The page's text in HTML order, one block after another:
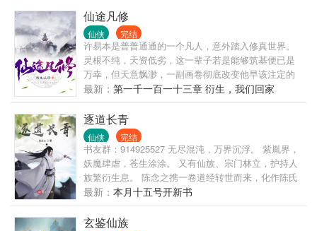
仙途凡修
仙侠 完结
许易本是普普通通的一个凡人，意外踏入修真世界。
灵根不纯，天资低劣，这一辈子若是能够筑基便已是
万幸，但天意飘渺，一副画卷彻底改变他早该注定的
未来。写入基础练气决，获得中品功法纳气术。写入
低阶神行符，获得中阶神风符。写入二品聚灵丹方，
获得三品凝元丹方。用草药残渣画了一株七寒草，获
得一株完整的七寒草。画了一柄剑，许易的飞剑法器
被增强了。画了一幅阵法，破阵布阵的方法出现
了。......在这天骄辈出的修真世界，许易一介凡修，逐
步登顶大道巅峰。
最新： 第一千一百一十三章 衍生，我们回家
逐道长青
仙侠 完结
书友群：914925527 无尽混沌，万界沉浮。 紫胤界，
妖魔肆虐，苍生涂涂。 又有仙族、宗门林立，护持人
族繁衍生息。 陈念之携一卷道经转世而来，化作陈氏
仙族弟子，从此踏上了艰辛修行，逐道长青之路。
PS：百万字老书高订近万，质量有保证，放心追书。
最新： 本月十五号开新书
玄鉴仙族